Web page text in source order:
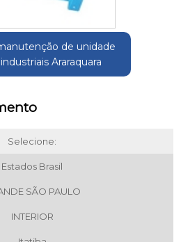
de unidade
Araraquara
Selecione:
Estados Brasil
SÃO PAULO
INTERIOR